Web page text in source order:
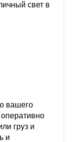
свет в
вашего
груз и
и